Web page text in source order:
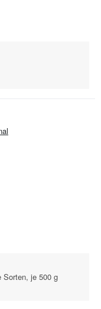
Sorten, je 500 g